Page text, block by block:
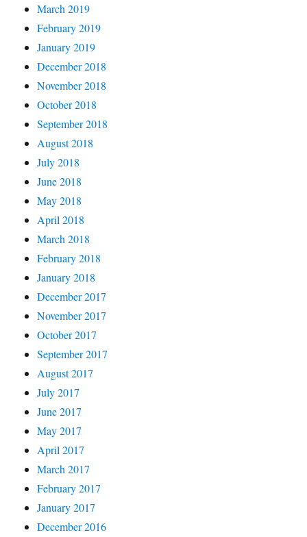
March 2019
February 2019
January 2019
December 2018
November 2018
October 2018
September 2018
August 2018
July 2018
June 2018
May 2018
April 2018
March 2018
February 2018
January 2018
December 2017
November 2017
October 2017
September 2017
August 2017
July 2017
June 2017
May 2017
April 2017
March 2017
February 2017
January 2017
December 2016